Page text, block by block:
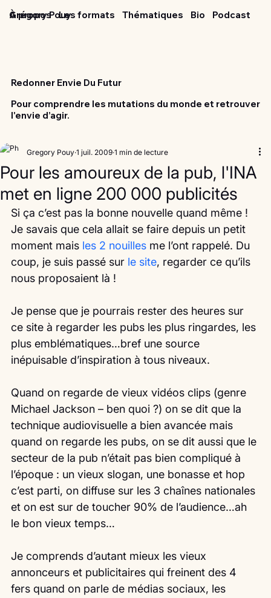
Grégory Pouy
À propos Les formats Thématiques Podcast
Bio
Redonner Envie Du Futur
Pour comprendre les mutations du monde et retrouver
l'envie d’agir.
Pour les amoureux de la pub, l'INA
met en ligne 200 000 publicités
Gregory Pouy 1 juil. 2009 1 min de lecture
Si ça c’est pas la bonne nouvelle quand même !
Je savais que cela allait se faire depuis un petit
moment mais les 2 nouilles me l’ont rappelé. Du
coup, je suis passé sur le site, regarder ce qu’ils
nous proposaient là !
Je pense que je pourrais rester des heures sur
ce site à regarder les pubs les plus ringardes, les
plus emblématiques…bref une source
inépuisable d’inspiration à tous niveaux.
Quand on regarde de vieux vidéos clips (genre
Michael Jackson – ben quoi ?) on se dit que la
technique audiovisuelle a bien avancée mais
quand on regarde les pubs, on se dit aussi que le
secteur de la pub n’était pas bien compliqué à
l’époque : un vieux slogan, une bonasse et hop
c’est parti, on diffuse sur les 3 chaînes nationales
et on est sur de toucher 90% de l’audience…ah
le bon vieux temps…
Je comprends d’autant mieux les vieux
annonceurs et publicitaires qui freinent des 4
fers quand on parle de médias sociaux, les